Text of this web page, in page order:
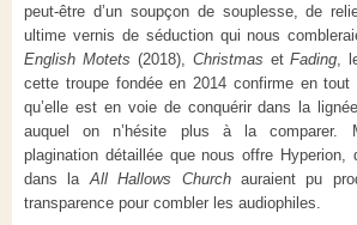
peut-être d’un soupçon de souplesse, de
ultime vernis de séduction qui nous
English Motets (2018), Christmas etFading ,
cette troupe fondée en 2014 confirme en
qu’elle est en voie de conquérir dans la
auquel on n’hésite plus à la comparer.
plagination détaillée que nous offre Hyperion,
dans la All Hallows Churchauraient pu
transparence pour combler les audiophiles.